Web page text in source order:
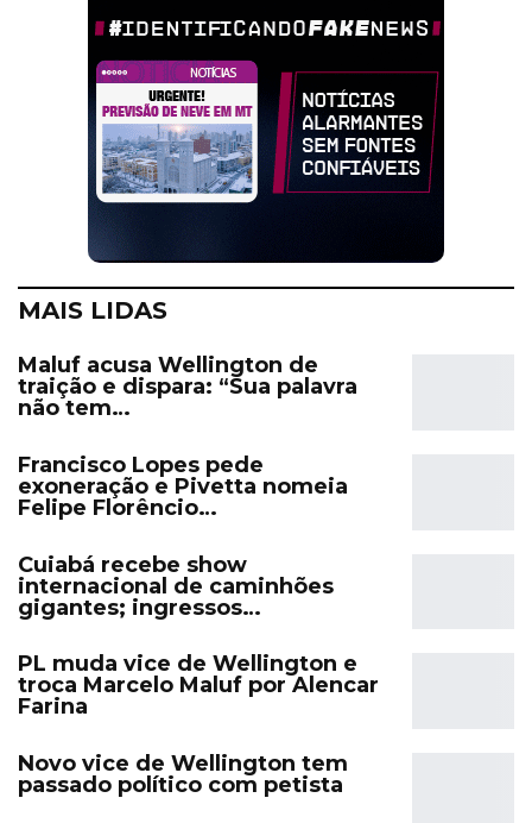
MAIS LIDAS
Maluf acusa Wellington de
traição e dispara: “Sua palavra
não tem…
Francisco Lopes pede
exoneração e Pivetta nomeia
Felipe Florêncio…
Cuiabá recebe show
internacional de caminhões
gigantes; ingressos…
PL muda vice de Wellington e
troca Marcelo Maluf por Alencar
Farina
Novo vice de Wellington tem
passado político com petista